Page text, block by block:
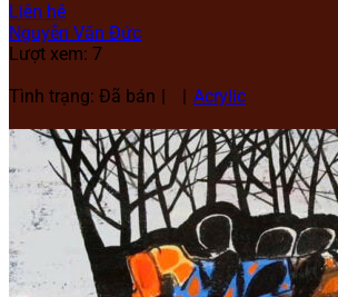
Liên hệ
Nguyễn Văn Đức
Lượt xem: 7
Tình trạng: Đã bán
Acrylic